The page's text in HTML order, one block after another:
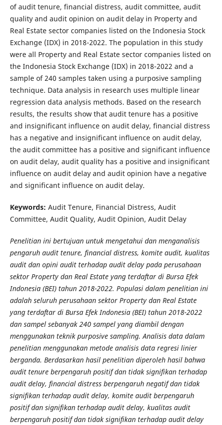
of audit tenure, financial distress, audit committee, audit
quality and audit opinion on audit delay in Property and
Real Estate sector companies listed on the Indonesia Stock
Exchange (IDX) in 2018-2022. The population in this study
were all Property and Real Estate sector companies listed on
the Indonesia Stock Exchange (IDX) in 2018-2022 and a
sample of 240 samples taken using a purposive sampling
technique. Data analysis in research uses multiple linear
regression data analysis methods. Based on the research
results, the results show that audit tenure has a positive
and insignificant influence on audit delay, financial distress
has a negative and insignificant influence on audit delay,
the audit committee has a positive and significant influence
on audit delay, audit quality has a positive and insignificant
influence on audit delay and audit opinion have a negative
and significant influence on audit delay.
Keywords: Audit Tenure, Financial Distress, Audit
Committee, Audit Quality, Audit Opinion, Audit Delay
Penelitian ini bertujuan untuk mengetahui dan menganalisis
pengaruh audit tenure, financial distress, komite audit, kualitas
audit dan opini audit terhadap audit delay pada perusahaan
sektor Property dan Real Estate yang terdaftar di Bursa Efek
Indonesia (BEI) tahun 2018-2022. Populasi dalam penelitian ini
adalah seluruh perusahaan sektor Property dan Real Estate
yang terdaftar di Bursa Efek Indonesia (BEI) tahun 2018-2022
dan sampel sebanyak 240 sampel yang diambil dengan
menggunakan teknik purposive sampling. Analisis data dalam
penelitian menggunakan metode analisis data regresi linier
berganda. Berdasarkan hasil penelitian diperoleh hasil bahwa
audit tenure berpengaruh positif dan tidak signifikan terhadap
audit delay, financial distress berpengaruh negatif dan tidak
signifikan terhadap audit delay, komite audit berpengaruh
positif dan signifikan terhadap audit delay, kualitas audit
berpengaruh positif dan tidak signifikan terhadap audit delay